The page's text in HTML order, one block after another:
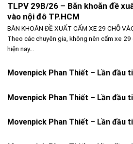
TLPV 29B/26 – Băn khoăn đề
vào nội đô TP.HCM
BĂN KHOĂN ĐỀ XUẤT CẤM XE 29 CHỖ
Theo các chuyên gia, không nên cấm xe
hiện nay...
Movenpick Phan Thiết – Lần đầu
Movenpick Phan Thiết – Lần đầu
Movenpick Phan Thiết – Lần đầu